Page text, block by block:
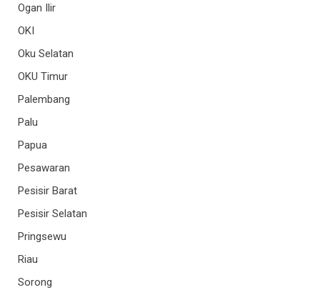
Ogan Ilir
OKI
Oku Selatan
OKU Timur
Palembang
Palu
Papua
Pesawaran
Pesisir Barat
Pesisir Selatan
Pringsewu
Riau
Sorong